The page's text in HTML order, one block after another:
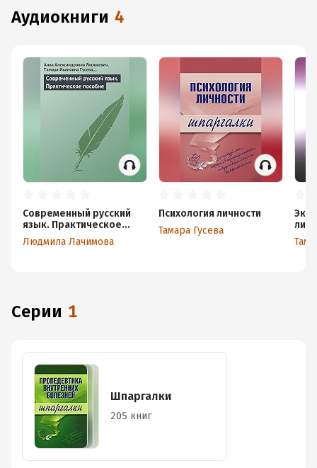
аудиокниги 4
Современный русский
язык. Практическое
пособие
Людмила Лачимова
Психология личности
Тамара Гусева
Серии 1
Шпаргалки
205 книг